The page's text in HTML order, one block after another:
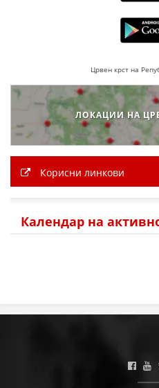
ЗНАЧЕЊЕ НА
ПРВА
Црвен крст на
ЛОКАЦИИ НА
Корисни линкови
Календар на